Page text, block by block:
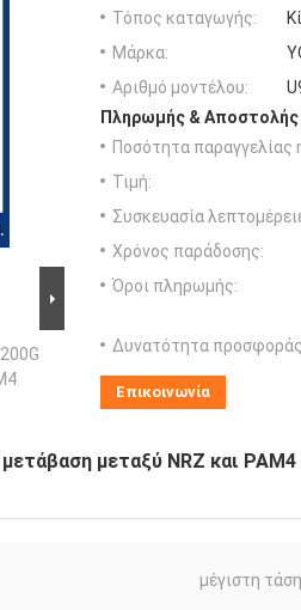
Τόπος καταγωγής:
Μάρκα:
Αριθμό μοντέλου:
Πληρωμής & Αποστολής
Ποσότητα παραγγελίας
Τιμή:
Συσκευασία
Χρόνος παράδοσης:
Όροι πληρωμής:
Δυνατότητα
Επικοινωνία
μεταξύ NRZ και
μέγιστη